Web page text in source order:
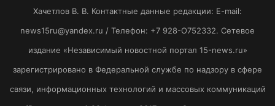
Хaчeтлoв B. B. Контактные данные редакции: E-mail:
news15ru@yandex.ru / Телефон: +7 928-O752332. Сетевое
издание «Независимый новостной портал 15-news.ru»
зарегистрировано в Федеральной службе по надзору в сфере
связи, информационных технологий и массовых коммуникаций